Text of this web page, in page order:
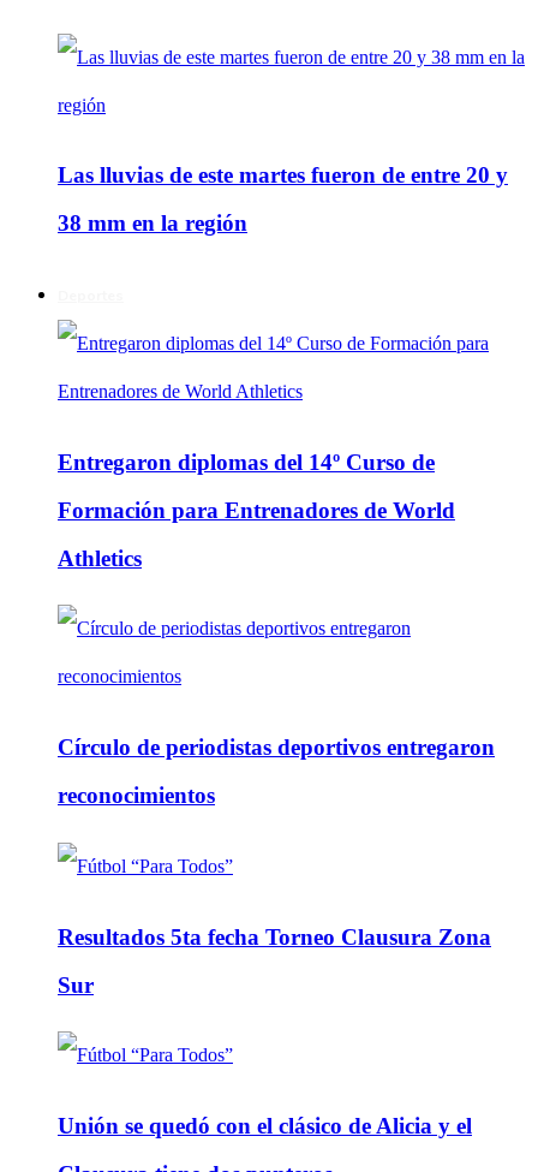
Las lluvias de este martes fueron de entre 20 y
38 mm en la región
Entregaron diplomas del 14º Curso de
Formación para Entrenadores de World
Athletics
Círculo de periodistas deportivos entregaron
reconocimientos
Resultados 5ta fecha Torneo Clausura Zona
Sur
Unión se quedó con el clásico de Alicia y el